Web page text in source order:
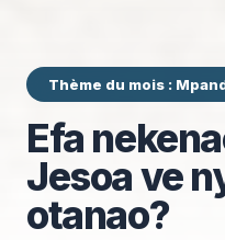
Thème du mois :
Efa
Jesoa ve
otanao?